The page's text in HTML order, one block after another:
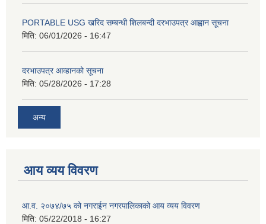
PORTABLE USG खरिद सम्बन्धी शिलबन्दी दरभाउपत्र आह्वान सूचना
मिति: 06/01/2026 - 16:47
दरभाउपत्र आव्हानको सूचना
मिति: 05/28/2026 - 17:28
अन्य
आय व्यय विवरण
आ.व. २०७४/७५ को नगराईन नगरपालिकाको आय व्यय विवरण
मिति: 05/22/2018 - 16:27